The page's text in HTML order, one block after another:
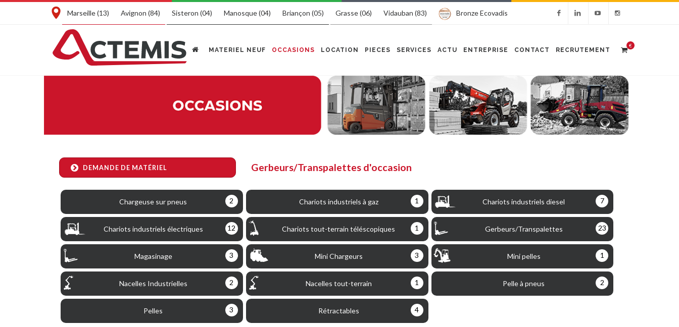
Marseille (13) Avignon (84) Sisteron (04) Manosque (04) Briançon (05) Grasse (06) Vidauban (83) Bronze Ecovadis
MATERIEL NEUF OCCASIONS LOCATION PIECES SERVICES ACTU ENTREPRISE CONTACT RECRUTEMENT
€
DEMANDE DE MATÉRIEL Gerbeurs/Transpalettes d'occasion
Chargeuse sur pneus 2 Chariots industriels à gaz 1 Chariots industriels diesel 7
Chariots industriels électriques 12 Chariots tout-terrain téléscopiques 1 Gerbeurs/Transpalettes 23
Magasinage 3 Mini Chargeurs 3 Mini pelles 1
Nacelles Industrielles 2 Nacelles tout-terrain 1 Pelle à pneus 2
Pelles 3 Rétractables 4